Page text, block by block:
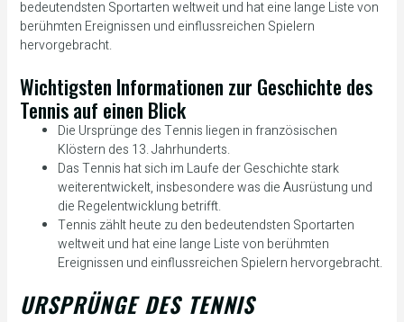
bedeutendsten Sportarten weltweit und hat eine lange Liste von
berühmten Ereignissen und einflussreichen Spielern
hervorgebracht.
Wichtigsten Informationen zur Geschichte des
Tennis auf einen Blick
Die Ursprünge des Tennis liegen in französischen
Klöstern des 13. Jahrhunderts.
Das Tennis hat sich im Laufe der Geschichte stark
weiterentwickelt, insbesondere was die Ausrüstung und
die Regelentwicklung betrifft.
Tennis zählt heute zu den bedeutendsten Sportarten
weltweit und hat eine lange Liste von berühmten
Ereignissen und einflussreichen Spielern hervorgebracht.
URSPRÜNGE DES TENNIS